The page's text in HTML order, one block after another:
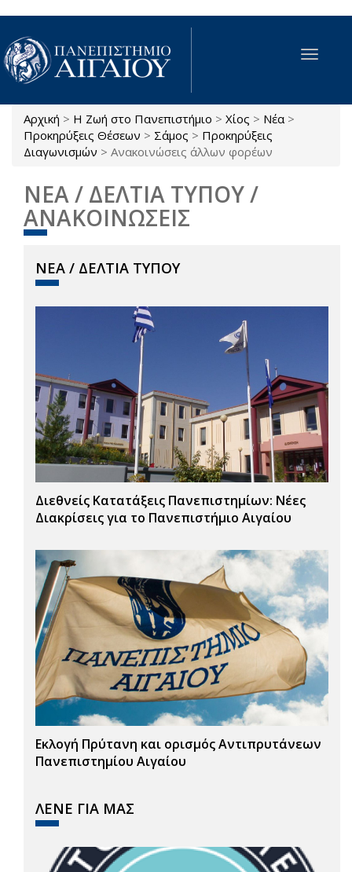
Παράκαμψη προς το κυρίως περιεχόμενο
Toggle
Είστε εδώ
Αρχική > Η Ζωή στο Πανεπιστήμιο > Χίος > Νέα >
Προκηρύξεις Θέσεων > Σάμος > Προκηρύξεις
Διαγωνισμών > Ανακοινώσεις άλλων φορέων
ΝΕΑ / ΔΕΛΤΙΑ ΤΥΠΟΥ /
ΑΝΑΚΟΙΝΩΣΕΙΣ
ΝΕΑ / ΔΕΛΤΙΑ ΤΥΠΟΥ
Διεθνείς Κατατάξεις Πανεπιστημίων: Νέες
Διακρίσεις για το Πανεπιστήμιο Αιγαίου
Εκλογή Πρύτανη και ορισμός Αντιπρυτάνεων
Πανεπιστημίου Αιγαίου
ΛΕΝΕ ΓΙΑ ΜΑΣ